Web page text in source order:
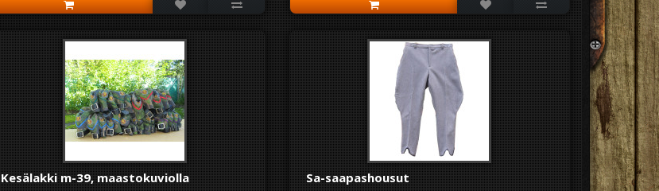
Kesälakki m-39, maastokuviolla Sa-saapashousut